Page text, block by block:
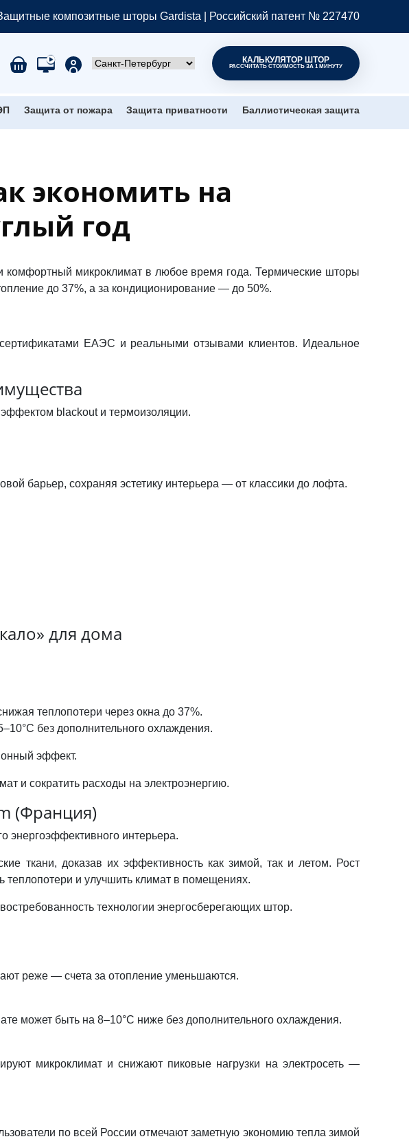
композитные шторы Gardista | Российский патент № 227470
КАЛЬКУЛЯТОР ШТОР
РАССЧИТАТЬ СТОИМОСТЬ ЗА 1 МИНУТУ
Защита от пожара Защита приватности Баллистическая защита
экономить на
год
комфортный микроклимат в любое время года.Термические шторы
до 37%, а за кондиционирование — до 50%.
ЕАЭС и реальными отзывами клиентов. Идеальное
blackout и термоизоляции.
барьер, сохраняя эстетику интерьера — от классики до лофта.
для дома
теплопотери через окна до 37%.
без дополнительного охлаждения.
эффект.
и сократить расходы на электроэнергию.
(Франция)
энергоэффективного интерьера.
ткани, доказав их эффективность как зимой, так и летом. Рост
теплопотери и улучшить климат в помещениях.
технологии энергосберегающих штор.
реже — счета за отопление уменьшаются.
может быть на 8–10°C ниже без дополнительного охлаждения.
микроклимат и снижают пиковые нагрузки на электросеть —
по всей России отмечают заметную экономию тепла зимой